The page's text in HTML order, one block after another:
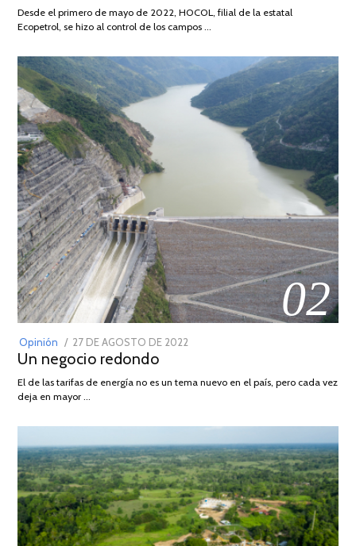
2026
Desde el primero de mayo de 2022, HOCOL, filial de la estatal
Ecopetrol, se hizo al control de los campos …
02
Opinión
POSTED
ON
27 DE AGOSTO DE 2022
DE
Un negocio redondo
El de las tarifas de energía no es un tema nuevo en el país, pero cada vez
deja en mayor …